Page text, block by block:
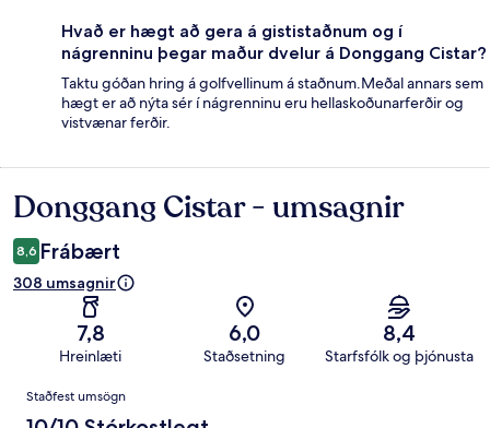
Hvað er hægt að gera á gististaðnum og í
nágrenninu þegar maður dvelur á Donggang Cistar?
Taktu góðan hring á golfvellinum á staðnum.Meðal annars sem
hægt er að nýta sér í nágrenninu eru hellaskoðunarferðir og
vistvænar ferðir.
Umsagnir
Donggang Cistar - umsagnir
8,6 Frábært
308 umsagnir
7,8
Hreinlæti
6,0
Staðsetning
8,4
Starfsfólk og þjónusta
Umsagnir
Staðfest umsögn